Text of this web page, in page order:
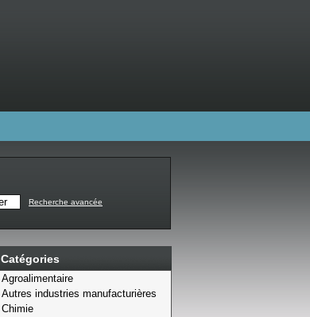
Recherche avancée
Catégories
Agroalimentaire
Autres industries manufacturières
Chimie